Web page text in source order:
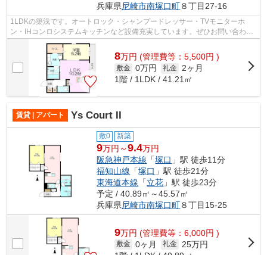
兵庫県尼崎市南塚口町８丁目27-16
1LDKの築浅です。オートロック・シャンプードレッサー・TVモニターホ
ン・IHコンロシステムキッチンなど設備充実しています。ぜひお問い合わせ
くださいませ。
8万円 (管理費等：5,500円 )
敷金 0万円 礼金
2ヶ月
1階 / 1LDK / 41.21㎡
賃貸 | アパート Ys Court II
敷0 新築
9万円～9.4万円
阪急神戸本線 「塚口 」駅 徒歩11分
福知山線 「塚口 」駅 徒歩21分
東海道本線 「立花 」駅 徒歩23分
予定 / 40.89㎡～45.57㎡
兵庫県尼崎市南塚口町８丁目15-25
9万円 (管理費等：6,000円 )
敷金 0ヶ月 礼金
25万円